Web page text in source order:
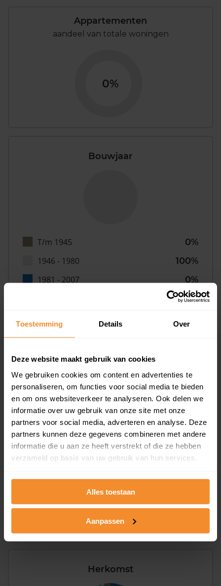
Toestemming Details Over
Deze website maakt gebruik van cookies
We gebruiken cookies om content en advertenties te
personaliseren, om functies voor social media te bieden
en om ons websiteverkeer te analyseren. Ook delen we
informatie over uw gebruik van onze site met onze
partners voor social media, adverteren en analyse. Deze
partners kunnen deze gegevens combineren met andere
informatie die u aan ze heeft verstrekt of die ze hebben
verzameld op basis van uw gebruik van hun services.
Alles toestaan
Aanpassen
Appartementen
aandeel van totale woningen
0%
Bouwjaar
T/m 1945
0%
1946 - 1980
100%
1981 - 2007
0%
0%
Inwoners
Type huishoudens
Stel (geen kinderen)
37%
Gezin (met kinderen)
Herkomst